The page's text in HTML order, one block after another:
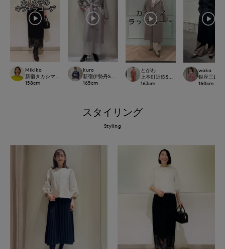
Mikiko
新宿タカシマヤSUPERIOR CLOSET
158cm
kuro
新宿伊勢丹SUPERIOR CLOSET
165cm
とがわ
上本町近鉄SUPERIORCLOSET
163cm
waka
銀座三越
160cm
スタイリング
Styling